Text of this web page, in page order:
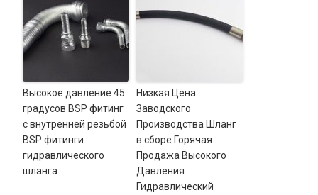
Высокое давление 45
градусов BSP фитинг
с внутренней резьбой
BSP фитинги
гидравлического
шланга
Низкая Цена
Заводского
Производства Шланг
в сборе Горячая
Продажа Высокого
Давления
Гидравлический